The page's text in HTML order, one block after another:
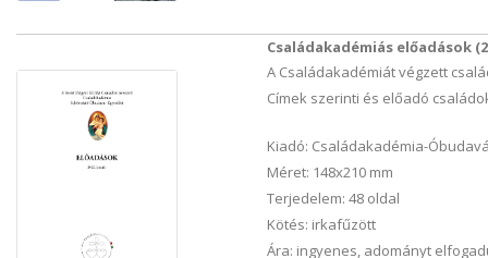
Családakadémiás előadások
A Családakadémiát végzett
Címek szerinti és előadó
Kiadó: Családakadémia-
Méret: 148x210 mm
Terjedelem: 48 oldal
Kötés: irkafűzött
Ára: ingyenes, adományt